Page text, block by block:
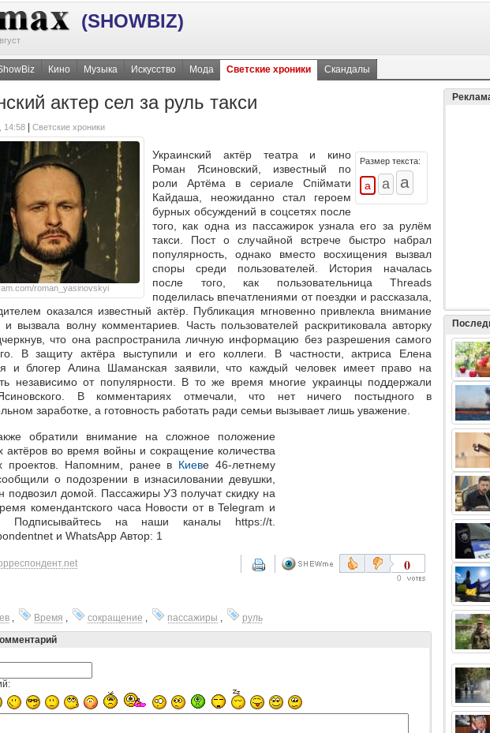
(SHOWBIZ)
Кино Музыка Искусство Мода Светские хроники Скандалы
актер сел за руль такси
14:58 Светские хроники
roman_yasinovskyi
Размер текста:
Украинский актёр театра и кино
Роман Ясиновский, известный по
роли Артёма в сериале Спіймати
Кайдаша, неожиданно стал героем
бурных обсуждений в соцсетях после
того, как одна из пассажирок узнала его за рулём
такси. Пост о случайной встрече быстро набрал
популярность, однако вместо восхищения вызвал
споры среди пользователей. История началась
после того, как пользовательница Threads
поделилась впечатлениями от поездки и рассказала,
оказался известный актёр. Публикация мгновенно привлекла внимание
и вызвала волну комментариев. Часть пользователей раскритиковала авторку
что она распространила личную информацию без разрешения самого
В защиту актёра выступили и его коллеги. В частности, актриса Елена
и блогер Алина Шаманская заявили, что каждый человек имеет право на
независимо от популярности. В то же время многие украинцы поддержали
В комментариях отмечали, что нет ничего постыдного в
заработке, а готовность работать ради семьи вызывает лишь уважение.
обратили внимание на сложное положение
актёров во время войны и сокращение количества
проектов. Напомним, ранее в Киеве 46-летнему
о подозрении в изнасиловании девушки,
подвозил домой. Пассажиры УЗ получат скидку на
комендантского часа Новости от в Telegram и
Подписывайтесь на наши каналы https://t.
и WhatsApp Автор: 1
0
0
, Время , сокращение , пассажиры ,
руль